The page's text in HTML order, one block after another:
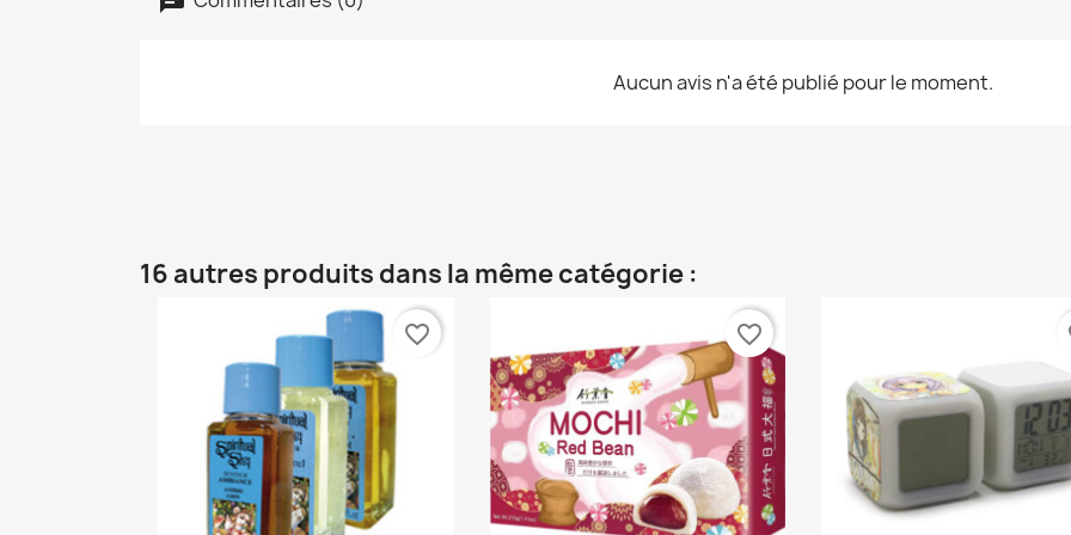
Aucun avis n'a été publié pour le moment.
16 autres produits dans la même catégorie :
favorite_border favorite_border